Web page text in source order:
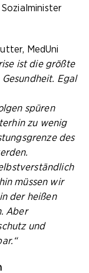
MedUni
ist die größte
Egal
spüren
zu wenig
des
müssen wir
der heißen
Aber
und